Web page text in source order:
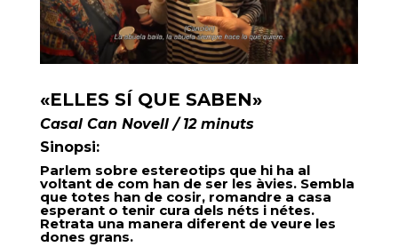
«ELLES SÍ QUE SABEN»
Casal Can Novell / 12 minuts
Sinopsi:
Parlem sobre estereotips que hi ha al
voltant de com han de ser les àvies. Sembla
que totes han de cosir, romandre a casa
esperant o tenir cura dels néts i nétes.
Retrata una manera diferent de veure les
dones grans.